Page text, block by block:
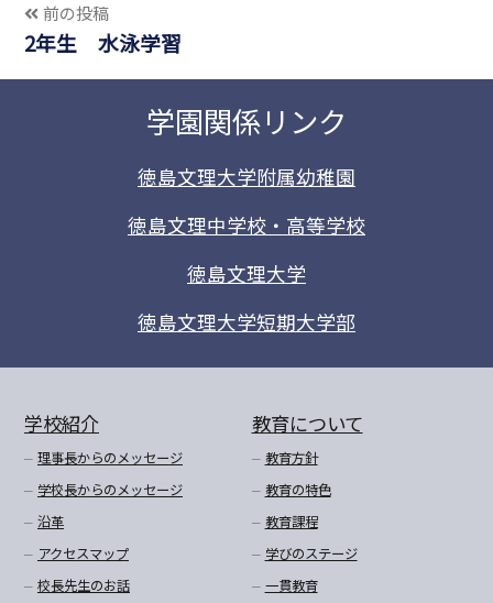
前の投稿
2年生 水泳学習
学園関係リンク
徳島文理大学附属幼稚園
徳島文理中学校・高等学校
徳島文理大学
徳島文理大学短期大学部
学校紹介
理事長からのメッセージ
学校長からのメッセージ
沿革
アクセスマップ
校長先生のお話
教育について
教育方針
教育の特色
教育課程
学びのステージ
一貫教育